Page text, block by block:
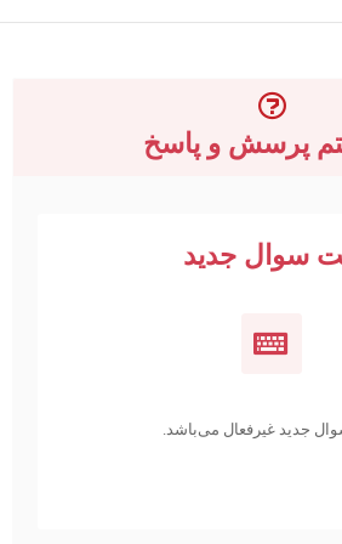
پرسش و پاسخ
سوال جدید
جدید غیرفعال می‌باشد.